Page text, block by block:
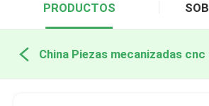
PRODUCTOS
China Piezas mecanizadas cnc